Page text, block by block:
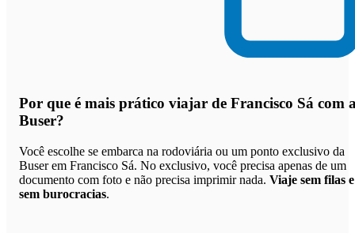
Por que é mais prático viajar de Francisco Sá com
Buser?
Você escolhe se embarca na rodoviária ou um ponto exclusivo da
Buser em Francisco Sá. No exclusivo, você precisa apenas de um
documento com foto e não precisa imprimir nada. Viaje sem filas e
sem burocracias.